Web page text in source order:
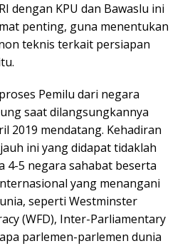
dengan KPU dan Bawaslu ini
penting, guna menentukan
teknis terkait persiapan
Pemilu dari negara
saat dilangsungkannya
2019 mendatang. Kehadiran
ini yang didapat tidaklah
4-5 negara sahabat beserta
yang menangani
seperti Westminster
(WFD), Inter-Parliamentary
parlemen-parlemen dunia